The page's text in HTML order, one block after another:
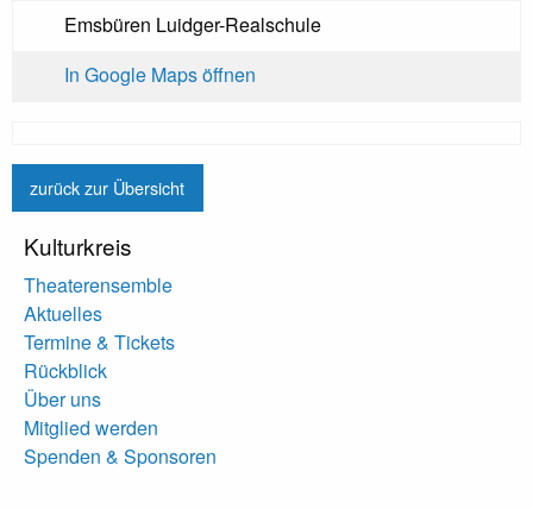
Emsbüren Luidger-Realschule
In Google Maps öffnen
zurück zur Übersicht
Kulturkreis
Theaterensemble
Aktuelles
Termine & Tickets
Rückblick
Über uns
Mitglied werden
Spenden & Sponsoren